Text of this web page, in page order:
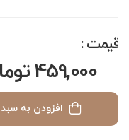
459,000 تومان
قیمت :
افزودن به سبد